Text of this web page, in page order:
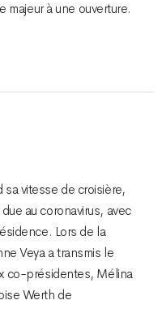
majeur à une ouverture.
vitesse de croisière,
au coronavirus, avec
Lors de la
Veya a transmis le
co-présidentes, Mélina
Werth de